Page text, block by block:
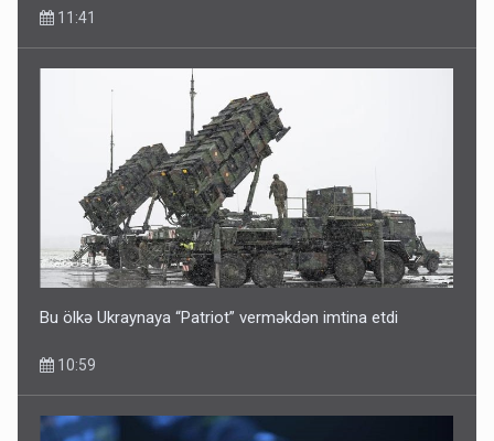
11:41
Bu ölkə Ukraynaya “Patriot” verməkdən imtina etdi
10:59